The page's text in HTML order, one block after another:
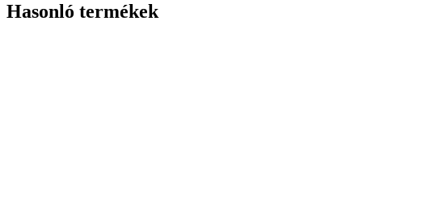
Hasonló termékek